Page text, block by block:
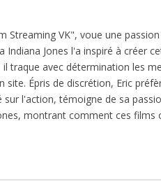
Streaming VK", voue une
Indiana Jones l'a inspiré à créer
traque avec détermination les
Épris de discrétion, Eric
sur l'action, témoigne de sa
montrant comment ces